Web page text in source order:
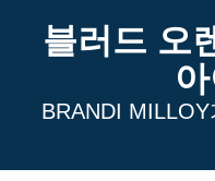
블러드 오
BRANDI